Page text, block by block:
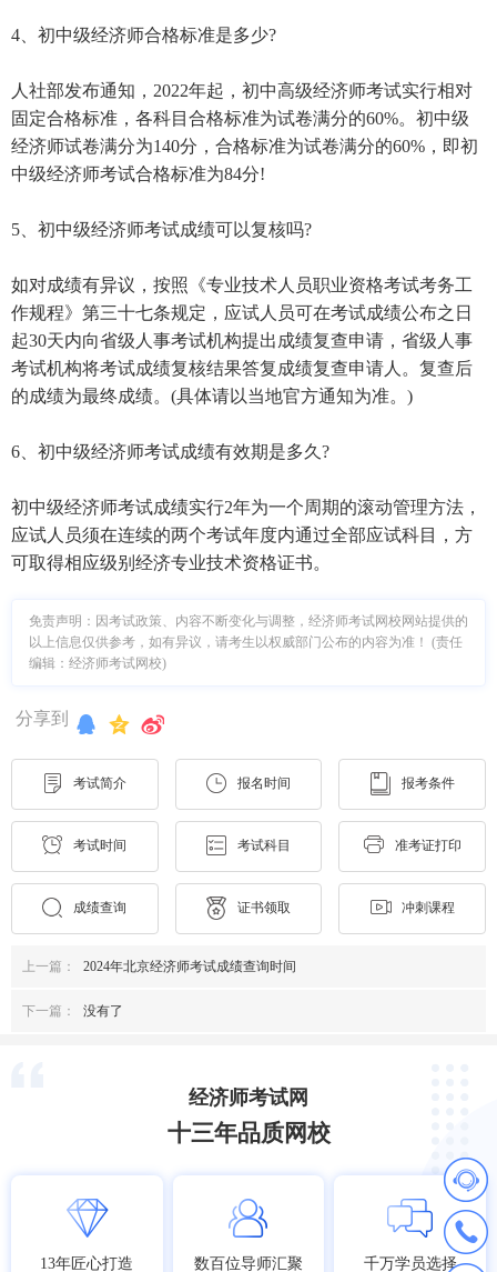
4、初中级经济师合格标准是多少?
人社部发布通知，2022年起，初中高级经济师考试实行相对
固定合格标准，各科目合格标准为试卷满分的60%。初中级
经济师试卷满分为140分，合格标准为试卷满分的60%，即初
中级经济师考试合格标准为84分!
5、初中级经济师考试成绩可以复核吗?
如对成绩有异议，按照《专业技术人员职业资格考试考务工
作规程》第三十七条规定，应试人员可在考试成绩公布之日
起30天内向省级人事考试机构提出成绩复查申请，省级人事
考试机构将考试成绩复核结果答复成绩复查申请人。复查后
的成绩为最终成绩。(具体请以当地官方通知为准。)
6、初中级经济师考试成绩有效期是多久?
初中级经济师考试成绩实行2年为一个周期的滚动管理方法，
应试人员须在连续的两个考试年度内通过全部应试科目，方
可取得相应级别经济专业技术资格证书。
免责声明：因考试政策、内容不断变化与调整，经济师考试网校网站提供的
以上信息仅供参考，如有异议，请考生以权威部门公布的内容为准！ (责任
编辑：经济师考试网校)
分享到
考试简介 报名时间 报考条件
考试时间 考试科目 准考证打印
成绩查询 证书领取 冲刺课程
上一篇： 2024年北京经济师考试成绩查询时间
下一篇： 没有了
经济师考试网
十三年品质网校
13年匠心打造 数百位导师汇聚 千万学员选择